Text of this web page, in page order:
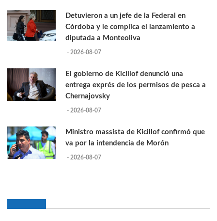
Detuvieron a un jefe de la Federal en
Córdoba y le complica el lanzamiento a
diputada a Monteoliva
- 2026-08-07
El gobierno de Kicillof denunció una
entrega exprés de los permisos de pesca a
Chernajovsky
- 2026-08-07
Ministro massista de Kicillof confirmó que
va por la intendencia de Morón
- 2026-08-07